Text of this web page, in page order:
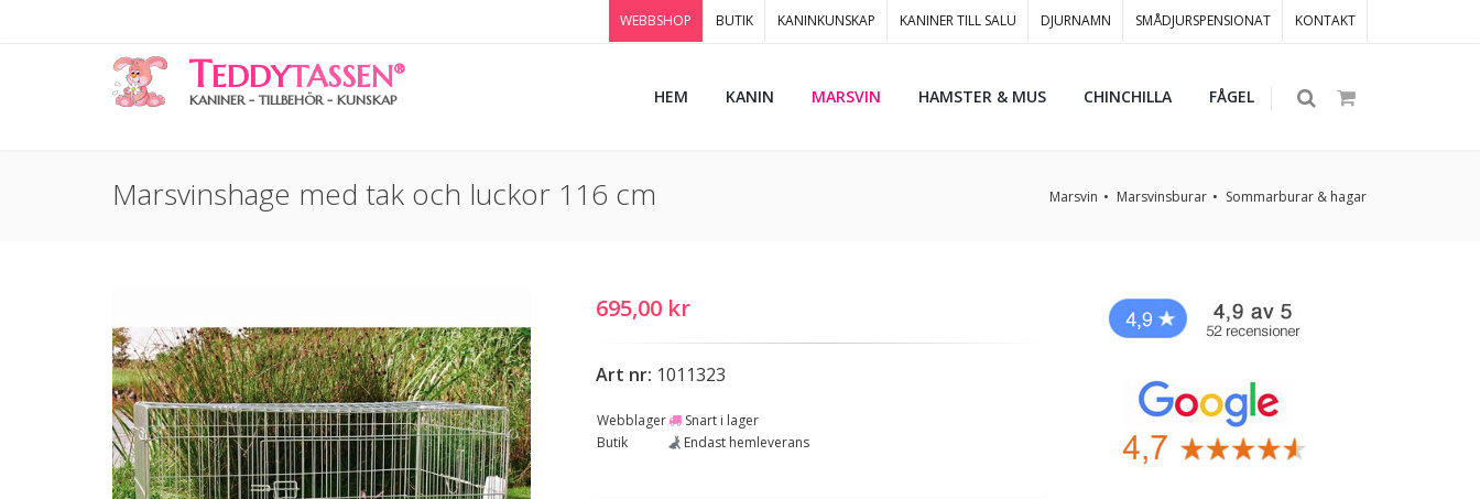
WEBBSHOP BUTIK KANINKUNSKAP KANINER TILL SALU DJURNAMN SMÅDJURSPENSIONAT KONTAKT
TEDDYTASSEN®
KANINER - TILLBEHÖR - KUNSKAP HEM KANIN MARSVIN HAMSTER & MUS CHINCHILLA FÅGEL
Marsvinshage med tak och luckor 116 cm Marsvin Marsvinsburar Sommarburar & hagar
695,00 kr
Art nr: 1011323
Webblager
Snart i lager
Butik
Endast hemleverans